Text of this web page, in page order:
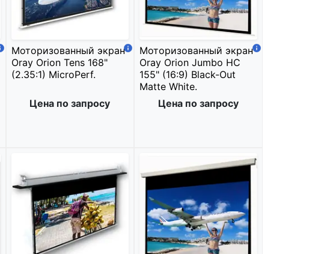
Моторизованный экран
Oray Orion Tens 168"
(2.35:1) MicroPerf.
Цена по запросу
Моторизованный экран
Oray Orion Jumbo HC
155" (16:9) Black-Out
Matte White.
Цена по запросу